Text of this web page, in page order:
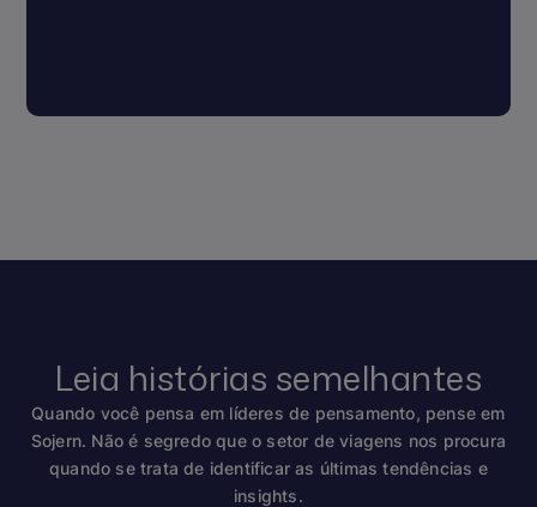
Leia histórias semelhantes
Quando você pensa em líderes de pensamento, pense em
Sojern. Não é segredo que o setor de viagens nos procura
quando se trata de identificar as últimas tendências e
insights.